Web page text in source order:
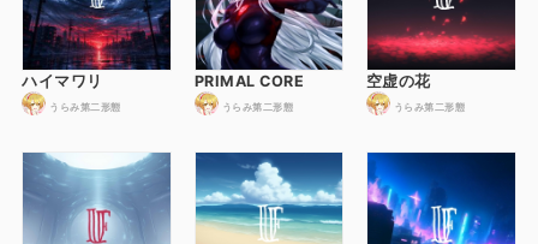
ハイマワリ
うらみ第二形態
PRIMAL CORE
うらみ第二形態
空虚の花
うらみ第二形態